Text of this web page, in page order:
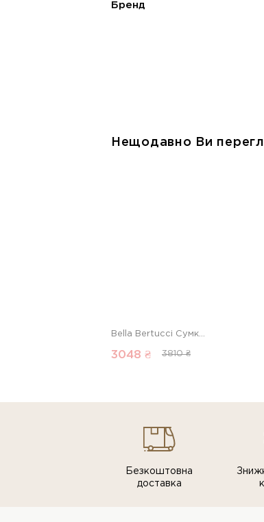
Бренд
Нещодавно Ви
3048 ₴ 3810 ₴
Безкоштовна
доставка